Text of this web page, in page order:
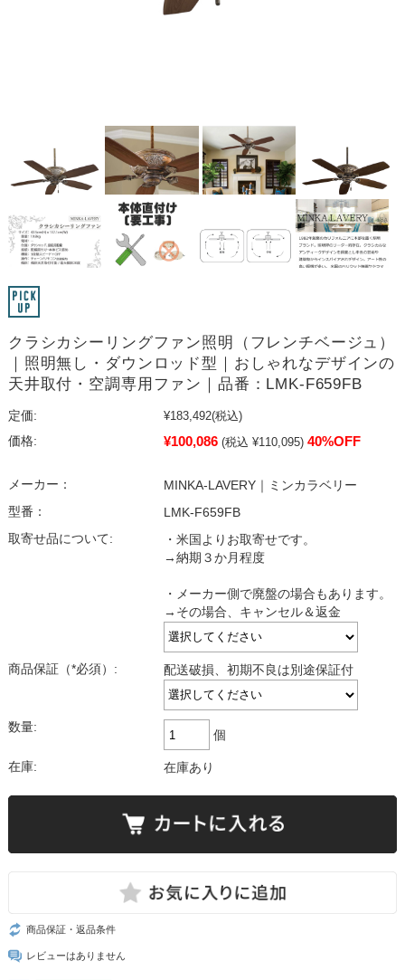
クラシカシーリングファン照明（フレンチベージュ）
｜照明無し・ダウンロッド型｜おしゃれなデザインの
天井取付・空調専用ファン｜品番：LMK-F659FB
定価: ¥183,492(税込)
価格:
¥100,086 (税込 ¥110,095) 40%OFF
メーカー：
MINKA-LAVERY｜ミンカラベリー
型番：
LMK-F659FB
取寄せ品について:
・米国よりお取寄せです。
→納期３か月程度
・メーカー側で廃盤の場合もあります。
→その場合、キャンセル＆返金
商品保証（*必須）: 配送破損、初期不良は別途保証付
数量:
個
在庫: 在庫あり
商品保証・返品条件
レビューはありません